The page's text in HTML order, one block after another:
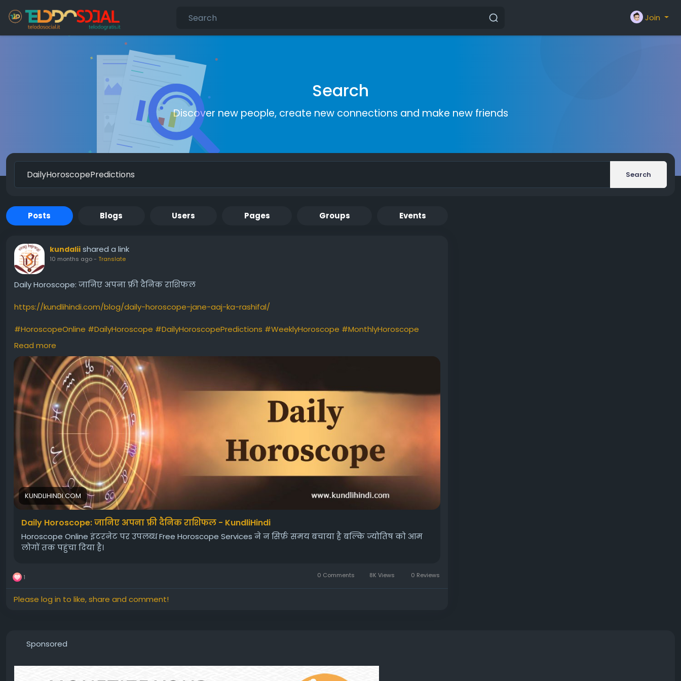
Join
Search
Discover new people, create new connections and make new friends
Search
Posts Blogs Users Pages Groups Events
kundalii shared a link
10 months ago- Translate
Daily Horoscope: जानिए अपना फ्री दैनिक राशिफल
https://kundlihindi.com/blog/daily-horoscope-jane-aaj-ka-rashifal/
#HoroscopeOnline #DailyHoroscope #DailyHoroscopePredictions #WeeklyHoroscope #MonthlyHoroscope
#PersonalHoroscope
#VinayBajrangiKarmaAstroApp
#janeaajkarashifal
Read more
KUNDLIHINDI.COM
Daily Horoscope: जानिए अपना फ्री दैनिक राशिफल - KundliHindi
Horoscope Online इंटरनेट पर उपलब्ध Free Horoscope Services ने न सिर्फ़ समय बचाया है बल्कि ज्योतिष को आम
लोगों तक पहुंचा दिया है।
1 0 Comments 8K Views 0 Reviews
Please log in to like, share and comment!
Sponsored